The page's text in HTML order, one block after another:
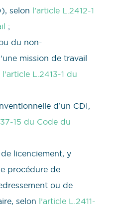
selon l’article L.2412-1
;
du non-
mission de travail
l’article L.2413-1 du
d’un CDI,
15 du Code du
licenciement, y
procédure de
ou de
selon l’article L.2411-